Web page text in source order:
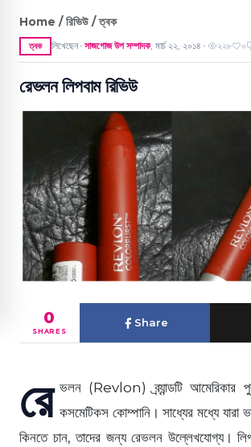
Home / রিভিউ / ত্বক
ত্বক লিখেছেন ● সাজগোজ উপ সম্পাদক, মার্চ ২২, ২০১৪ ● ২২৮ ০
রেভলন লিপবাম রিভিউ
0
SHARES
Share
রে ভলন (Revlon) ব্র্যান্ডটি আমেরিকার
কসমেটিকস কোম্পানি। সাধ্যের মধ্যে যারা
কিনতে চান, তাদের জন্য রেভলন উল্লেখযোগ্য।